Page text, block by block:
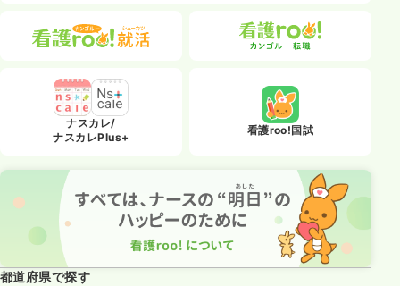
ナスカレ/
ナスカレPlus+
看護roo!国試
都道府県で探す